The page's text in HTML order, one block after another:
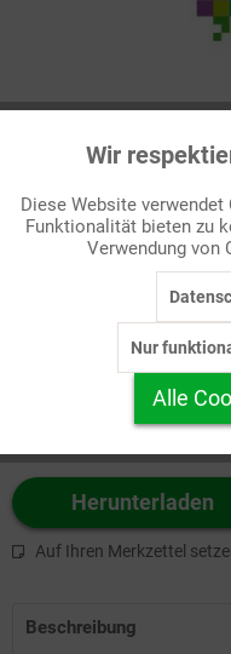
Passende Stichworte
Freizeit, Titelbilder
zuerst Ihr
z.B. Farbe-Grafik,
Herunterladen
Auf Ihren Merkzettel
Beschreibung
Funktionale
Marketing
Personalisierung
Service
Wir
Diese Website
Funktionalität bieten zu
Verwendung von
Nur
Alle